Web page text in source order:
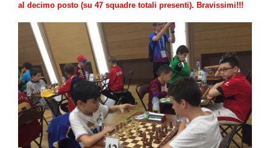
al decimo posto (su 47 squadre totali presenti). Bravissimi!!!